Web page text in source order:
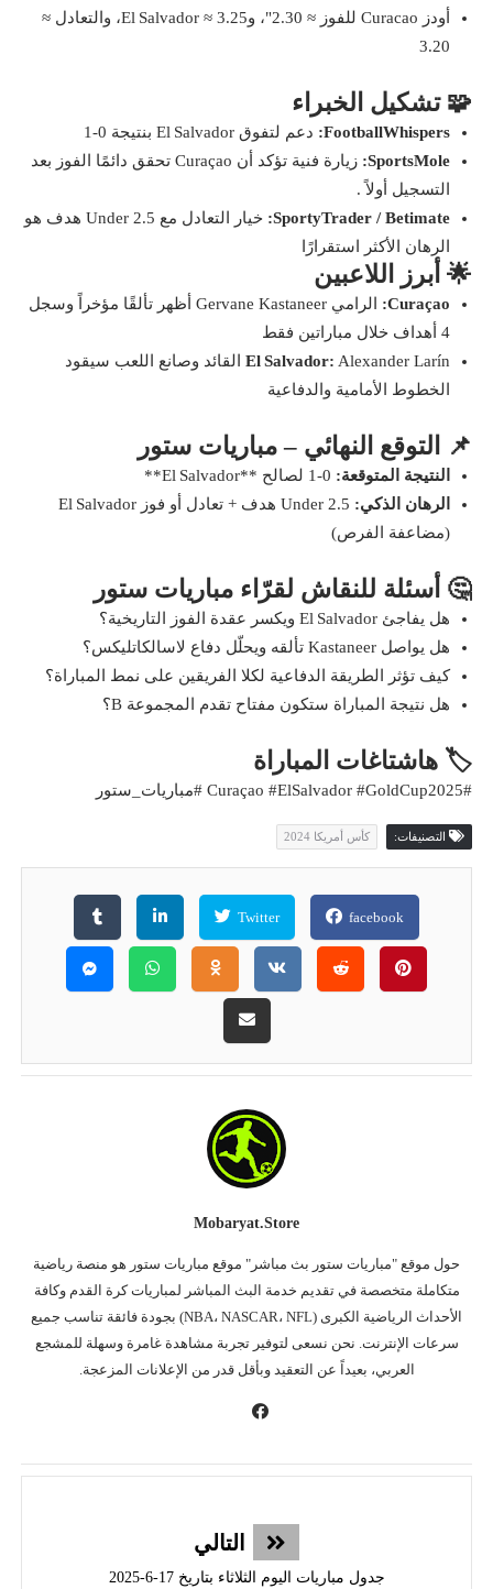
أودز Curacao للفوز ≈ 2.30"، وEl Salvador ≈ 3.25، والتعادل ≈
3.20
🧩 تشكيل الخبراء
FootballWhispers:
دعم لتفوق El Salvador بنتيجة 0‑1
SportsMole:
زيارة فنية تؤكد أن Curaçao تحقق دائمًا الفوز بعد
التسجيل أولاً .
SportyTrader / Betimate:
خيار التعادل مع Under 2.5 هدف هو
الرهان الأكثر استقرارًا
🌟 أبرز اللاعبين
Curaçao:
الرامي Gervane Kastaneer أظهر تألقًا مؤخراً وسجل
4 أهداف خلال مباراتين فقط
El Salvador:Alexander Larín القائد وصانع اللعب سيقود
الخطوط الأمامية والدفاعية
📌 التوقع النهائي – مباريات ستور
النتيجة المتوقعة:
الرهان الذكي:
Under 2.5 هدف + تعادل أو فوز El Salvador
(مضاعفة الفرص)
🤔 أسئلة للنقاش لقرّاء مباريات ستور
هل يفاجئ El Salvador ويكسر عقدة الفوز التاريخية؟
هل يواصل Kastaneer تألقه ويحلّل دفاع لاسالكاتليكس؟
كيف تؤثر الطريقة الدفاعية لكلا الفريقين على نمط المباراة؟
هل نتيجة المباراة ستكون مفتاح تقدم المجموعة B؟
🏷️ هاشتاغات المباراة
#Curaçao #ElSalvador #GoldCup2025 #مباريات_ستور
التصنيفات: كأس أمريكا 2024
facebook
Twitter
Mobaryat.store
حول موقع "مباريات ستور بث مباشر" موقع مباريات ستور هو منصة رياضية
متكاملة متخصصة في تقديم خدمة البث المباشر لمباريات كرة القدم وكافة
الأحداث الرياضية الكبرى (NBA، NASCAR، NFL) بجودة فائقة تناسب جميع
سرعات الإنترنت. نحن نسعى لتوفير تجربة مشاهدة غامرة وسهلة للمشجع
العربي، بعيداً عن التعقيد وبأقل قدر من الإعلانات المزعجة.
التالي
جدول مباريات اليوم الثلاثاء بتاريخ 17-6-2025